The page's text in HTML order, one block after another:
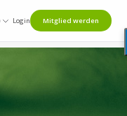
Login Mitglied werden